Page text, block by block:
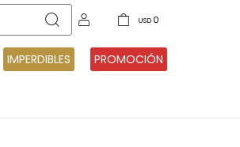
IMPERDIBLES PROMOCIÓN
USD 0